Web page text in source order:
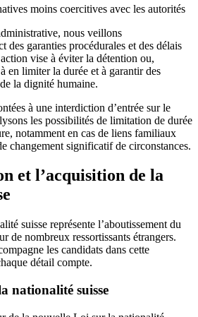
moins coercitives avec les autorités
nous veillons
des garanties procédurales et des délais
vise à éviter la détention ou,
en limiter la durée et à garantir des
la dignité humaine.
à une interdiction d’entrée sur le
les possibilités de limitation de durée
notamment en cas de liens familiaux
changement significatif de circonstances.
et l’acquisition de la
suisse représente l’aboutissement du
de nombreux ressortissants étrangers.
les candidats dans cette
détail compte.
nationalité suisse